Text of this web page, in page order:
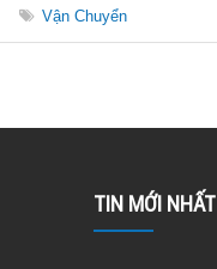
Vận Chuyển
TIN MỚI NHẤT